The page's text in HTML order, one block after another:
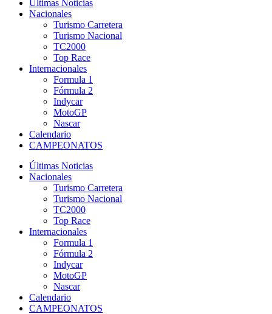
Últimas Noticias
Nacionales
Turismo Carretera
Turismo Nacional
TC2000
Top Race
Internacionales
Formula 1
Fórmula 2
Indycar
MotoGP
Nascar
Calendario
CAMPEONATOS
Últimas Noticias
Nacionales
Turismo Carretera
Turismo Nacional
TC2000
Top Race
Internacionales
Formula 1
Fórmula 2
Indycar
MotoGP
Nascar
Calendario
CAMPEONATOS